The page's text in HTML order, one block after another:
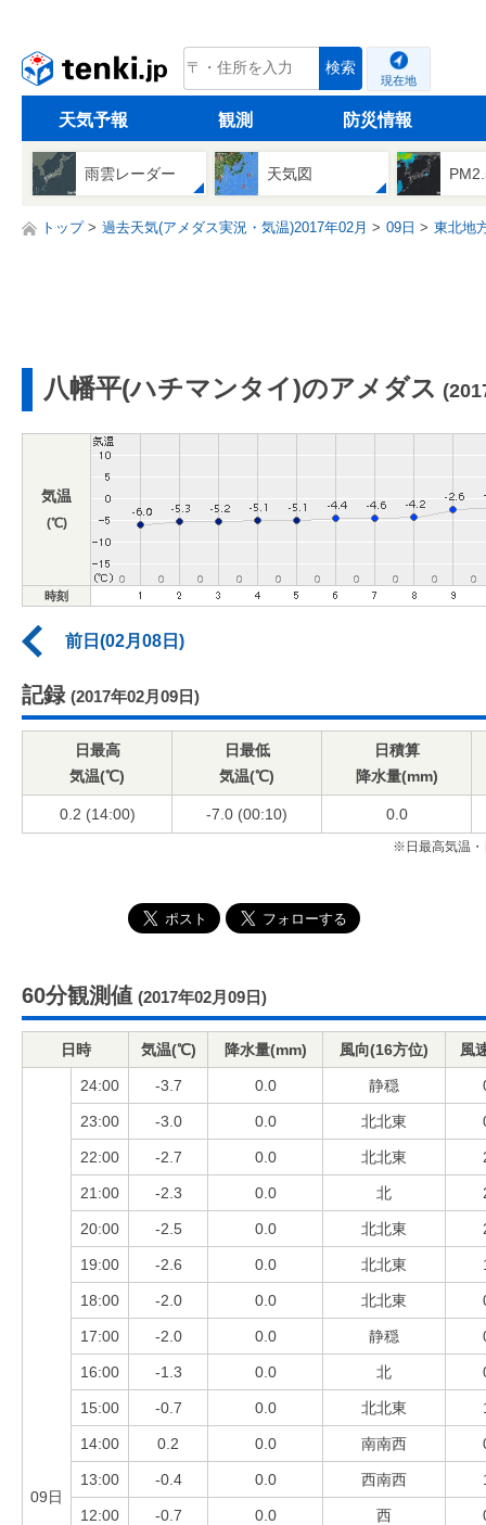
tenki.jp 検索
現在地
天気予報 観測 防災情報
雨雲レーダー 天気図
トップ 過去天気(アメダス実況・気温)2017年02月 09日 東北地
八幡平(ハチマンタイ)のアメダス
気温
(℃)
時刻
前日(02月08日)
記録 (2017年02月09日)
日最高
気温(℃)
日最低
気温(℃)
日積算
降水量(mm)
0.2 (14:00) -7.0 (00:10) 0.0
※日最高気温・
60分観測値 (2017年02月09日)
日時 気温(℃) 降水量(mm) 風向(16方位) 風
09日
24:00 -3.7 0.0 静穏
23:00 -3.0 0.0 北北東
22:00 -2.7 0.0 北北東
21:00 -2.3 0.0 北
20:00 -2.5 0.0 北北東
19:00 -2.6 0.0 北北東
18:00 -2.0 0.0 北北東
17:00 -2.0 0.0 静穏
16:00 -1.3 0.0 北
15:00 -0.7 0.0 北北東
14:00 0.2 0.0 南南西
13:00 -0.4 0.0 西南西
12:00 -0.7 0.0 西